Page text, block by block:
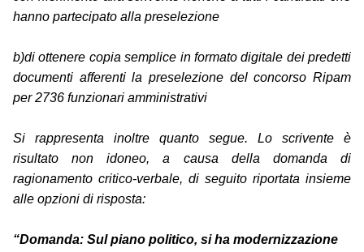
hanno partecipato alla preselezione
b)di ottenere copia semplice in formato digitale dei predetti
documenti afferenti la preselezione del concorso Ripam
per 2736 funzionari amministrativi
Si rappresenta inoltre quanto segue. Lo scrivente è
risultato non idoneo, a causa della domanda di
ragionamento critico-verbale, di seguito riportata insieme
alle opzioni di risposta:
“Domanda: Sul piano politico, si ha modernizzazione